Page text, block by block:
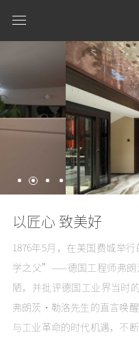
以匠心 致美好
1876年5月，在美国费城举
学之父”——德国工程师弗朗
陋，并批评德国工业界当时
弗朗茨·勒洛先生的直言唤
与工业革命的时代机遇，不